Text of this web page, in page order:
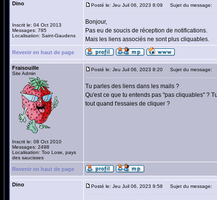
Dino
Inscrit le: 04 Oct 2013
Messages: 785
Localisation: Saint-Gaudens
Posté le: Jeu Juil 06, 2023 8:09 Sujet du message:
Bonjour,
Pas eu de soucis de réception de notifications.
Mais les liens associés ne sont plus cliquables.
Revenir en haut de page
Fraisouille
Site Admin
Inscrit le: 08 Oct 2010
Messages: 2498
Localisation: Too Lose, pays
des saucisses
Posté le: Jeu Juil 06, 2023 8:20 Sujet du message:
Tu parles des liens dans les mails ?
Qu'est ce que tu entends pas "pas cliquables" ?
tout quand t'essaies de cliquer ?
Revenir en haut de page
Dino Posté le: Jeu Juil 06, 2023 9:58 Sujet du message: